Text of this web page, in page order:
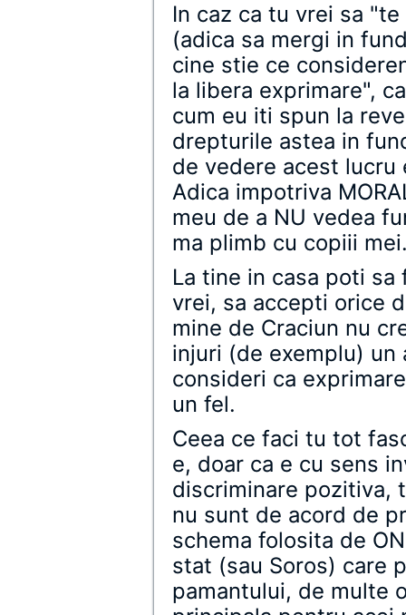
In caz ca tu vrei sa
(adica sa mergi in
cine stie ce
la libera exprimare",
cum eu iti spun la
drepturile astea in
de vedere acest lucru
Adica impotriva
meu de a NU vedea
ma plimb cu copiii
La tine in casa poti
vrei, sa accepti orice
mine de Craciun nu
injuri (de exemplu)
consideri ca
un fel.
Ceea ce faci tu tot
e, doar ca e cu sens
discriminare pozitiva,
nu sunt de acord de
schema folosita de
stat (sau Soros) care
pamantului, de multe